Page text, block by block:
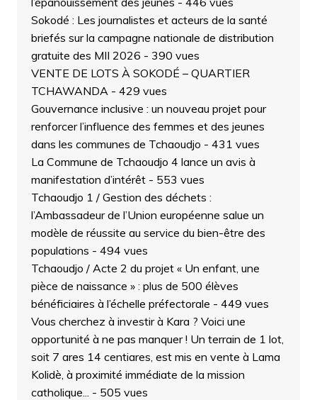
Sokodé : Les journalistes et acteurs de la santé
briefés sur la campagne nationale de distribution
gratuite des MII 2026 - 390 vues
VENTE DE LOTS À SOKODÉ – QUARTIER
TCHAWANDA- 429 vues
Gouvernance inclusive : un nouveau projet pour
renforcer l’influence des femmes et des jeunes
dans les communes de Tchaoudjo - 431 vues
La Commune de Tchaoudjo 4 lance un avis à
manifestation d’intérêt- 553 vues
Tchaoudjo 1 / Gestion des déchets :
l’Ambassadeur de l’Union européenne salue un
modèle de réussite au service du bien-être des
populations - 494 vues
Tchaoudjo / Acte 2 du projet « Un enfant, une
pièce de naissance » : plus de 500 élèves
bénéficiaires à l’échelle préfectorale - 449 vues
Vous cherchez à investir à Kara ? Voici une
opportunité à ne pas manquer ! Un terrain de 1 lot,
soit 7 ares 14 centiares, est mis en vente à Lama
Kolidè, à proximité immédiate de la mission
catholique... - 505 vues